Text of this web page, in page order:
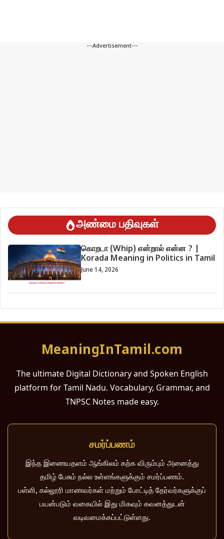
---Advertisement---
அண்மை பதிவுகள்
கொறடா (Whip) என்றால் என்ன ? |
Korada Meaning in Politics in Tamil
June 14, 2026
MeaningInTamil.com
The ultimate Digital Dictionary and Spoken English
platform for Tamil Nadu. Vocabulary, Grammar, and
TNPSC Notes made easy.
சமர்ப்பணம்
இந்த இணையதளம் ஆங்கிலம் கற்க விரும்பும் அனைத்து
தமிழ் பேசும் நல்ல உள்ளங்களுக்கும் சமர்ப்பணம்.
பள்ளி, கல்லூரி மாணவர்கள் மற்றும் போட்டித் தேர்வர்களுக்குப்
பயன்படும் வகையில் இது மிகவும் கவனத்துடன்
வடிவமைக்கப்பட்டுள்ளது.